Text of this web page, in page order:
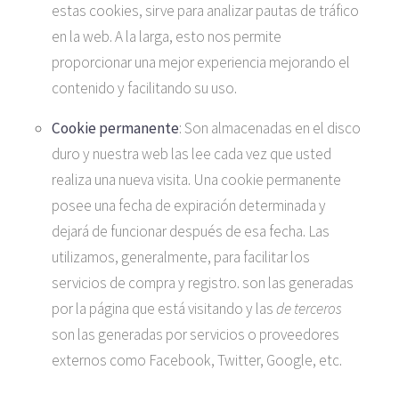
estas cookies, sirve para analizar pautas de tráfico
en la web. A la larga, esto nos permite
proporcionar una mejor experiencia mejorando el
contenido y facilitando su uso.
Cookie permanente: Son almacenadas en el disco
duro y nuestra web las lee cada vez que usted
realiza una nueva visita. Una cookie permanente
posee una fecha de expiración determinada y
dejará de funcionar después de esa fecha. Las
utilizamos, generalmente, para facilitar los
servicios de compra y registro. son las generadas
por la página que está visitando y lasde terceros
son las generadas por servicios o proveedores
externos como Facebook, Twitter, Google, etc.